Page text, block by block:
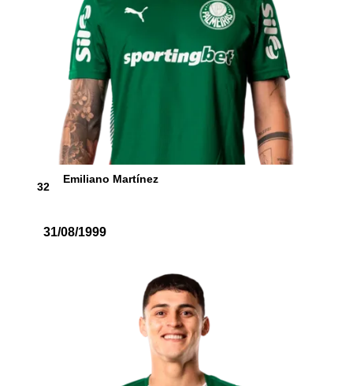
32
Emiliano Martínez
31/08/1999